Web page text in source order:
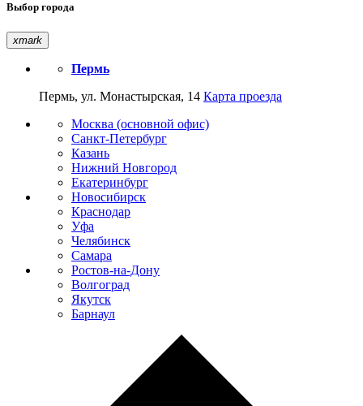
Выбор города
xmark
Пермь
Пермь, ул. Монастырская, 14 Карта проезда
Москва (основной офис)
Санкт-Петербург
Казань
Нижний Новгород
Екатеринбург
Новосибирск
Краснодар
Уфа
Челябинск
Самара
Ростов-на-Дону
Волгоград
Якутск
Барнаул